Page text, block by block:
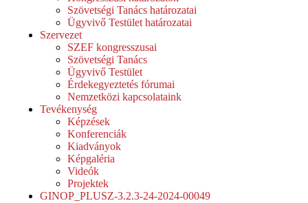
Szövetségi Tanács határozatai
Ügyvivő Testület határozatai
Szervezet
SZEF kongresszusai
Szövetségi Tanács
Ügyvivő Testület
Érdekegyeztetés fórumai
Nemzetközi kapcsolataink
Tevékenység
Képzések
Konferenciák
Kiadványok
Képgaléria
Videók
Projektek
GINOP_PLUSZ-3.2.3-24-2024-00049